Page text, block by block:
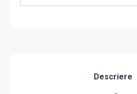
Descriere